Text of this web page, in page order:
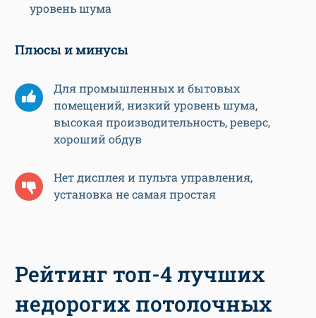
уровень шума
Плюсы и минусы
Для промышленных и бытовых
помещений, низкий уровень шума,
высокая производительность, реверс,
хороший обдув
Нет дисплея и пульта управления,
установка не самая простая
Рейтинг топ-4 лучших
недорогих потолочных